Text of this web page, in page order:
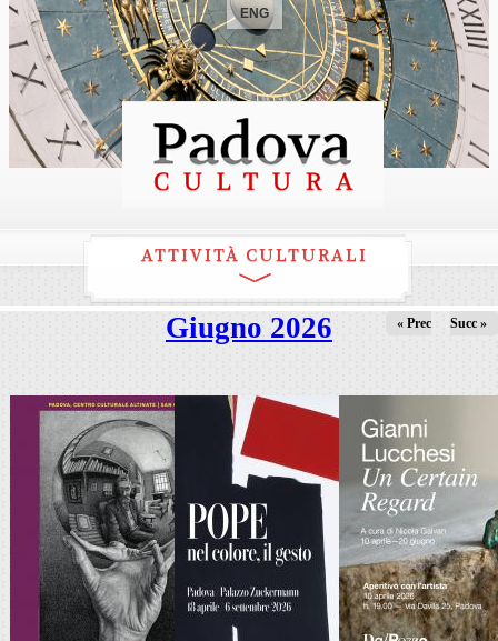
ENG
ATTIVITÀ CULTURALI
Giugno 2026 « Prec Succ »